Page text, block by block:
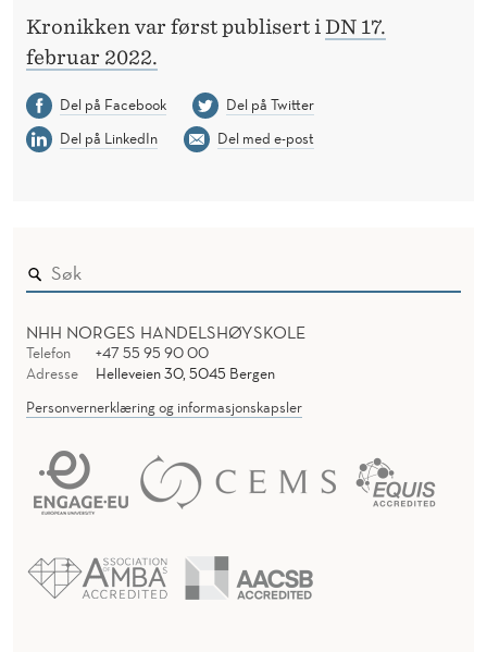
Kronikken var først publisert i DN 17.
februar 2022.
Del på Facebook
Del på Twitter
Del på LinkedIn
Del med e-post
NHH NORGES HANDELSHØYSKOLE
Telefon
+47 55 95 90 00
Adresse
Helleveien 30, 5045 Bergen
Personvernerklæring og informasjonskapsler